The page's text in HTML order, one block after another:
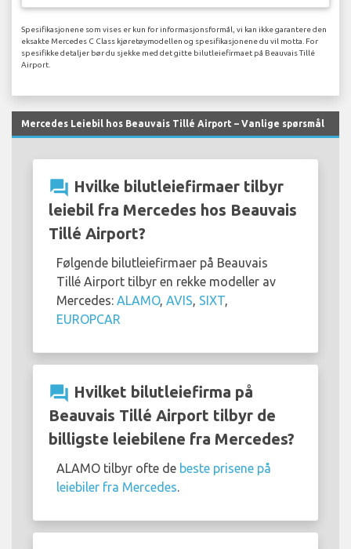
Spesifikasjonene som vises er kun for informasjonsformål, vi kan ikke garantere den
eksakte Mercedes C Class kjøretøymodellen og spesifikasjonene du vil motta. For
spesifikke detaljer bør du sjekke med det gitte bilutleiefirmaet på Beauvais Tillé
Airport.
Mercedes Leiebil hos Beauvais Tillé Airport – Vanlige spørsmål
question_answer Hvilke bilutleiefirmaer tilbyr
leiebil fra Mercedes hos Beauvais
Tillé Airport?
Følgende bilutleiefirmaer på Beauvais
Tillé Airport tilbyr en rekke modeller av
Mercedes: ALAMO, AVIS, SIXT,
EUROPCAR
question_answer Hvilket bilutleiefirma på
Beauvais Tillé Airport tilbyr de
billigste leiebilene fra Mercedes?
ALAMO tilbyr ofte de beste prisene på
leiebiler fra Mercedes.